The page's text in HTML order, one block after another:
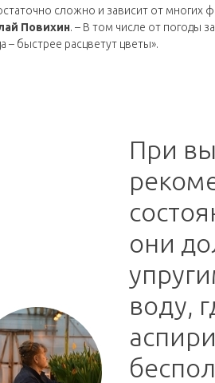
сложно и зависит от многих
Повихин. – В том числе от погоды
– быстрее расцветут цветы».
При
они
воду,